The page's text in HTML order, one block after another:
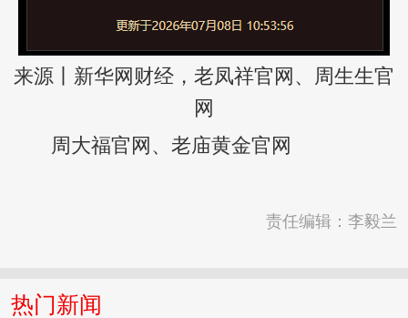
来源丨新华网财经，老凤祥官网、周生生官
网
周大福官网、老庙黄金官网
责任编辑：李毅兰
热门新闻